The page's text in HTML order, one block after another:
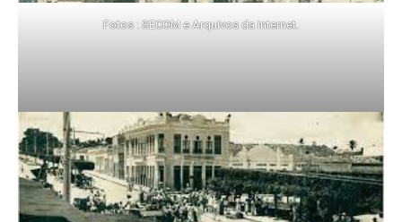
Fotos : SECOM e Arquivos da internet.